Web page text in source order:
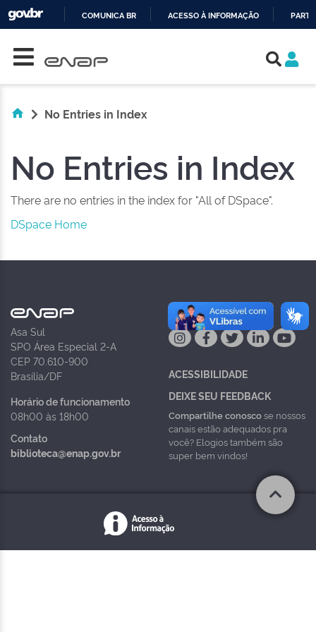
COMUNICA BR ACESSO À INFORMAÇÃO
No Entries in Index
No Entries in Index
There are no entries in the index for "All of DSpace".
DSpace Home
Asa Sul
SPO Área Especial 2-A
CEP 70.610-900
Brasília/DF
Horário de funcionamento
08h00 às 18h00
Contato
biblioteca@enap.gov.br
NAS REDES
ACESSIBILIDADE
DEIXE SEU FEEDBACK
Compartilhe conoscose nossos
canais estão adequados pra
você? Elogios também são
super bem vindos!